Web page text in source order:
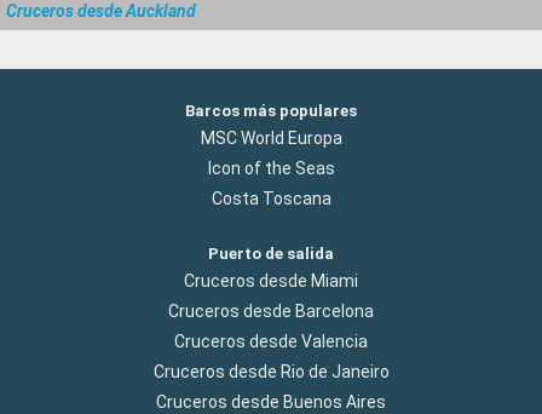
Cruceros desde Auckland
Barcos más populares
MSC World Europa
Icon of the Seas
Costa Toscana
Puerto de salida
Cruceros desde Miami
Cruceros desde Barcelona
Cruceros desde Valencia
Cruceros desde Rio de Janeiro
Cruceros desde Buenos Aires